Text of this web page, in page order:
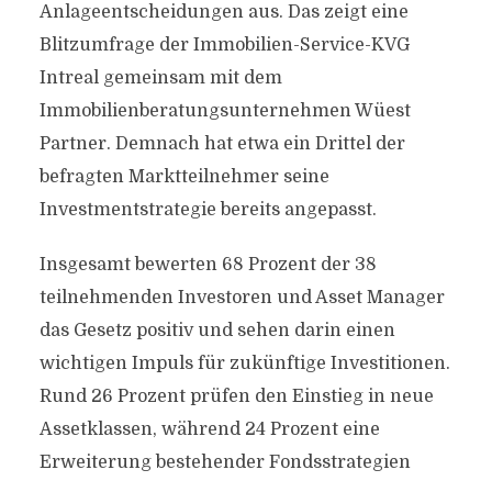
Anlageentscheidungen aus. Das zeigt eine
Blitzumfrage der Immobilien-Service-KVG
Intreal gemeinsam mit dem
Immobilienberatungsunternehmen Wüest
Partner. Demnach hat etwa ein Drittel der
befragten Marktteilnehmer seine
Investmentstrategie bereits angepasst.
Insgesamt bewerten 68 Prozent der 38
teilnehmenden Investoren und Asset Manager
das Gesetz positiv und sehen darin einen
wichtigen Impuls für zukünftige Investitionen.
Rund 26 Prozent prüfen den Einstieg in neue
Assetklassen, während 24 Prozent eine
Erweiterung bestehender Fondsstrategien